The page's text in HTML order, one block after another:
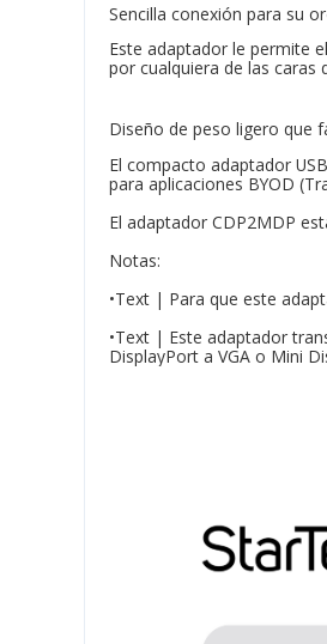
Sencilla conexión para su
Este adaptador le permite
por cualquiera de las
Diseño de peso ligero que
El compacto adaptador
para aplicaciones BYOD
El adaptador CDP2MDP
Notas:
•Text | Para que este
•Text | Este adaptador
DisplayPort a VGA o Mini